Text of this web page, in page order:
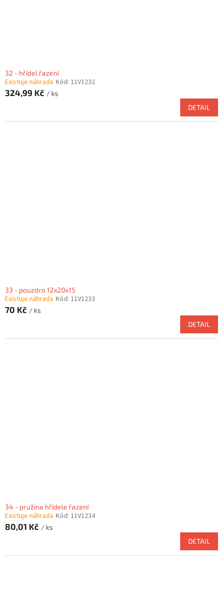
32 - hřídel řazení
Existuje náhrada Kód: 11V1232
324,99 Kč / ks
DETAIL
33 - pouzdro 12x20x15
Existuje náhrada Kód: 11V1233
70 Kč / ks
DETAIL
34 - pružina hřídele řazení
Existuje náhrada Kód: 11V1234
80,01 Kč / ks
DETAIL